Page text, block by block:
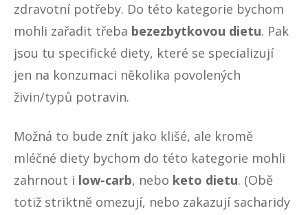
zdravotní potřeby. Do této kategorie bychom
mohli zařadit třeba bezezbytkovou dietu. Pak
jsou tu specifické diety, které se specializují
jen na konzumaci několika povolených
živin/typů potravin.
Možná to bude znít jako klišé, ale kromě
mléčné diety bychom do této kategorie mohli
zahrnout i low-carb, nebo keto dietu. (Obě
totiž striktně omezují, nebo zakazují sacharidy